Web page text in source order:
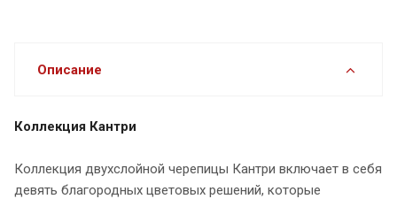
Описание
Коллекция Кантри
Коллекция двухслойной черепицы Кантри включает в себя
девять благородных цветовых решений, которые